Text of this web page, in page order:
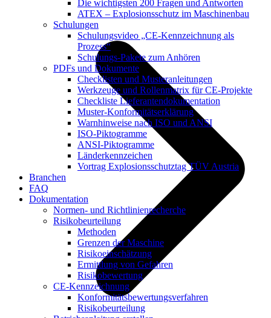
Die wichtigsten 200 Fragen und Antworten
ATEX – Explosionsschutz im Maschinenbau
Schulungen
Schulungsvideo „CE-Kennzeichnung als
Prozess“
Schulungs-Pakete zum Anhören
PDFs und Dokumente
Checklisten und Musteranleitungen
Werkzeuge und Rollenmatrix für CE-Projekte
Checkliste Lieferantendokumentation
Muster-Konformitätserklärung
Warnhinweise nach ISO und ANSI
ISO-Piktogramme
ANSI-Piktogramme
Länderkennzeichen
Vortrag Explosionsschutztag TÜV Austria
Branchen
FAQ
Dokumentation
Normen- und Richtlinienrecherche
Risikobeurteilung
Methoden
Grenzen der Maschine
Risikoeinschätzung
Ermittlung von Gefahren
Risikobewertung
CE-Kennzeichnung
Konformitätsbewertungsverfahren
Risikobeurteilung